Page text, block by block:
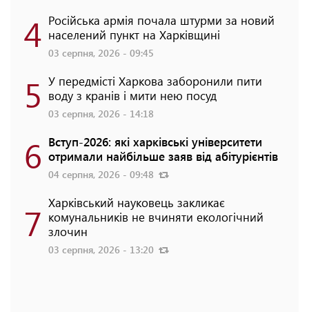
4 Російська армія почала штурми за новий
населений пункт на Харківщині
03 серпня, 2026 - 09:45
5 У передмісті Харкова заборонили пити
воду з кранів і мити нею посуд
03 серпня, 2026 - 14:18
6 Вступ-2026: які харківські університети
отримали найбільше заяв від абітурієнтів
04 серпня, 2026 - 09:48
7 Харківський науковець закликає
комунальників не вчиняти екологічний
злочин
03 серпня, 2026 - 13:20